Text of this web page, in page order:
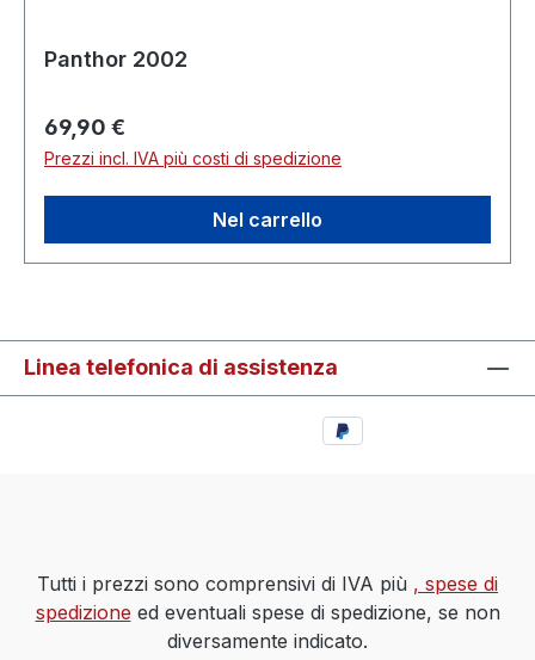
Panthor 2002
Prezzo normale:
69,90 €
Prezzi incl. IVA più costi di spedizione
Nel carrello
Linea telefonica di assistenza
Tutti i prezzi sono comprensivi di IVA più , spese di
spedizione ed eventuali spese di spedizione, se non
diversamente indicato.